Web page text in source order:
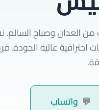
من العدان وصباح
احترافية عالية الجودة.
💬 واتساب